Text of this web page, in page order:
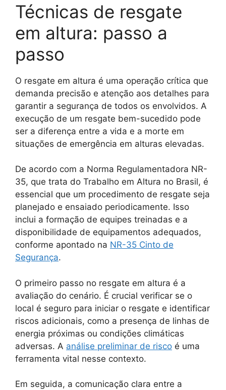
Técnicas de resgate
em altura: passo a
passo
O resgate em altura é uma operação crítica que
demanda precisão e atenção aos detalhes para
garantir a segurança de todos os envolvidos. A
execução de um resgate bem-sucedido pode
ser a diferença entre a vida e a morte em
situações de emergência em alturas elevadas.
De acordo com a Norma Regulamentadora NR-
35, que trata do Trabalho em Altura no Brasil, é
essencial que um procedimento de resgate seja
planejado e ensaiado periodicamente. Isso
inclui a formação de equipes treinadas e a
disponibilidade de equipamentos adequados,
conforme apontado na NR-35 Cinto de
Segurança.
O primeiro passo no resgate em altura é a
avaliação do cenário. É crucial verificar se o
local é seguro para iniciar o resgate e identificar
riscos adicionais, como a presença de linhas de
energia próximas ou condições climáticas
adversas. A análise preliminar de risco é uma
ferramenta vital nesse contexto.
Em seguida, a comunicação clara entre a